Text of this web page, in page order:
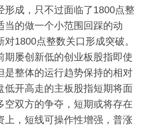
形成，只不过面临了1800点整
当的做一个小范围回踩的动
1800点整数关口形成突破。
屡创新低的创业板股指即使
是整体的运行趋势保持的相对
低开高走的主板股指短期将面
空双方的争夺，短期或将存在
上，短线可操作性增强，普涨